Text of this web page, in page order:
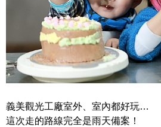
義美觀光工廠室外、室內都好玩…
這次走的路線完全是雨天備案！